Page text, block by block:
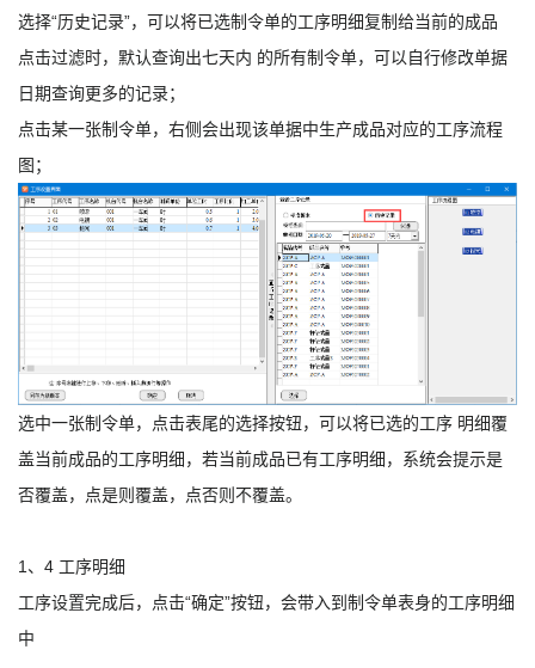
选择“历史记录”，可以将已选制令单的工序明细复制给当前的成品
点击过滤时，默认查询出七天内 的所有制令单，可以自行修改单据
日期查询更多的记录；
点击某一张制令单，右侧会出现该单据中生产成品对应的工序流程
图；
选中一张制令单，点击表尾的选择按钮，可以将已选的工序 明细覆
盖当前成品的工序明细，若当前成品已有工序明细，系统会提示是
否覆盖，点是则覆盖，点否则不覆盖。
1、4 工序明细
工序设置完成后，点击“确定”按钮，会带入到制令单表身的工序明细
中